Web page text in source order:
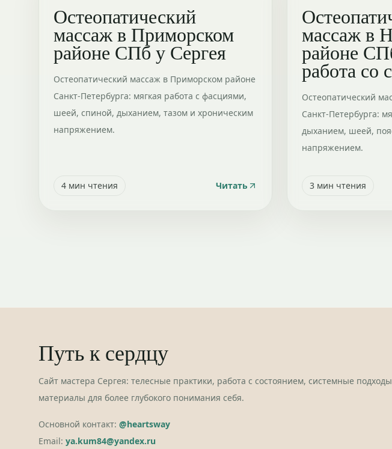
Остеопатический
массаж в Приморском
районе СПб у Сергея
Остеопатический массаж в Приморском районе
Санкт-Петербурга: мягкая работа с фасциями,
шеей, спиной, дыханием, тазом и хроническим
напряжением.
4 мин чтения Читать
массаж в
районе
работа со
Остеопатический
Санкт-Петербурга:
дыханием, шеей,
напряжением.
3 мин чтения
Путь к сердцу
Сайт мастера Сергея: телесные практики, работа с состоянием, системные
материалы для более глубокого понимания себя.
Основной контакт: @heartsway
Email: ya.kum84@yandex.ru